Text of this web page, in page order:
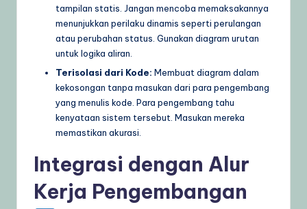
tampilan statis. Jangan mencoba memaksakannya
menunjukkan perilaku dinamis seperti perulangan
atau perubahan status. Gunakan diagram urutan
untuk logika aliran.
Terisolasi dari Kode: Membuat diagram dalam
kekosongan tanpa masukan dari para pengembang
yang menulis kode. Para pengembang tahu
kenyataan sistem tersebut. Masukan mereka
memastikan akurasi.
Integrasi dengan Alur
Kerja Pengembangan